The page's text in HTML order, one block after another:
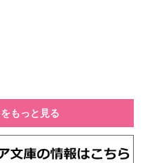
もっと見る